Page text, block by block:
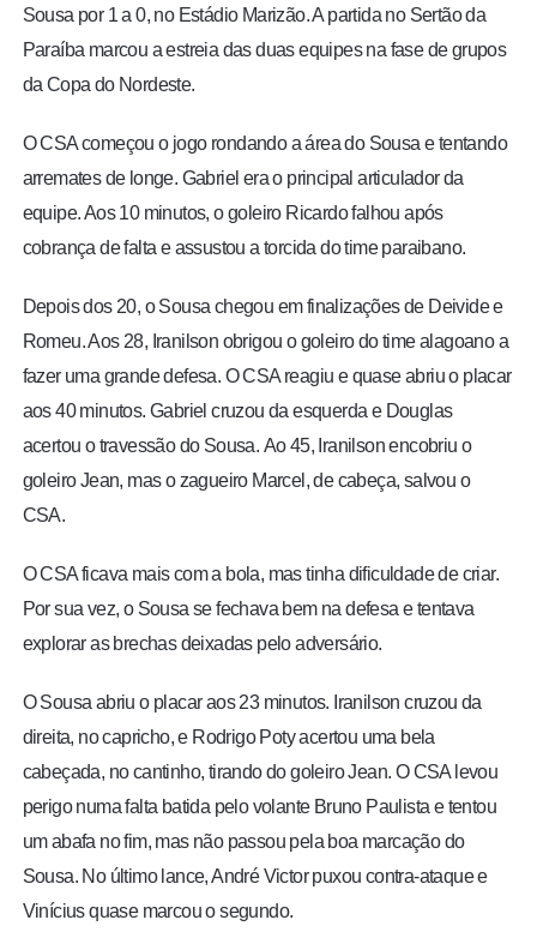
Sousa por 1 a 0, no Estádio Marizão. A partida no Sertão da
Paraíba marcou a estreia das duas equipes na fase de grupos
da Copa do Nordeste.
O CSA começou o jogo rondando a área do Sousa e tentando
arremates de longe. Gabriel era o principal articulador da
equipe. Aos 10 minutos, o goleiro Ricardo falhou após
cobrança de falta e assustou a torcida do time paraibano.
Depois dos 20, o Sousa chegou em finalizações de Deivide e
Romeu. Aos 28, Iranilson obrigou o goleiro do time alagoano a
fazer uma grande defesa. O CSA reagiu e quase abriu o placar
aos 40 minutos. Gabriel cruzou da esquerda e Douglas
acertou o travessão do Sousa. Ao 45, Iranilson encobriu o
goleiro Jean, mas o zagueiro Marcel, de cabeça, salvou o
CSA.
O CSA ficava mais com a bola, mas tinha dificuldade de criar.
Por sua vez, o Sousa se fechava bem na defesa e tentava
explorar as brechas deixadas pelo adversário.
O Sousa abriu o placar aos 23 minutos. Iranilson cruzou da
direita, no capricho, e Rodrigo Poty acertou uma bela
cabeçada, no cantinho, tirando do goleiro Jean. O CSA levou
perigo numa falta batida pelo volante Bruno Paulista e tentou
um abafa no fim, mas não passou pela boa marcação do
Sousa. No último lance, André Victor puxou contra-ataque e
Vinícius quase marcou o segundo.